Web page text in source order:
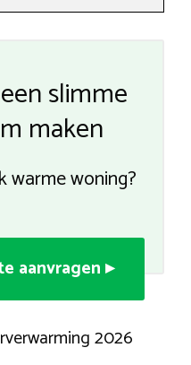
slimme
maken
warme woning?
aanvragen ▸
2026